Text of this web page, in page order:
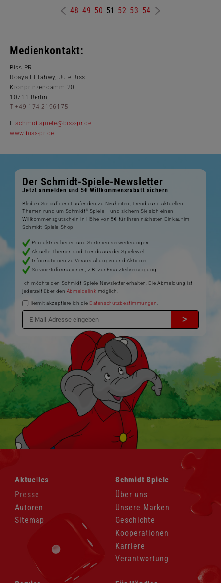
48 49 50 51 52 53 54
Medienkontakt:
Biss PR
Roaya El Tahwy, Jule Biss
Kronprinzendamm 20
10711 Berlin
T +49 174 2196175
Eschmidtspiele@biss-pr.de
www.biss-pr.de
Der Schmidt-Spiele-Newsletter
Jetzt anmelden und 5€ Willkommensrabatt sichern
Bleiben Sie auf dem Laufenden zu Neuheiten, Trends und aktuellen
Themen rund um Schmidt® Spiele – und sichern Sie sich einen
Willkommensgutschein in Höhe von 5€ für Ihren nächsten Einkauf im
Schmidt-Spiele-Shop.
Produktneuheiten und Sortimentserweiterungen
Aktuelle Themen und Trends aus der Spielewelt
Informationen zu Veranstaltungen und Aktionen
Service-Informationen, z.B. zur Ersatzteilversorgung
Ich möchte den Schmidt-Spiele-Newsletter erhalten. Die Abmeldung ist
jederzeit über den Abmeldelink möglich.
Hiermit akzeptiere ich die Datenschutzbestimmungen
>
Navigation
überspringen
Aktuelles
Presse
Autoren
Sitemap
Navigation
überspringen
Schmidt Spiele
Über uns
Unsere Marken
Geschichte
Kooperationen
Karriere
Verantwortung
Navigation
Navigation